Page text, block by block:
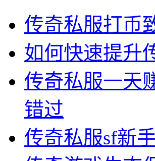
传奇私服打币
如何快速提升
传奇私服一天
错过
传奇私服sf新